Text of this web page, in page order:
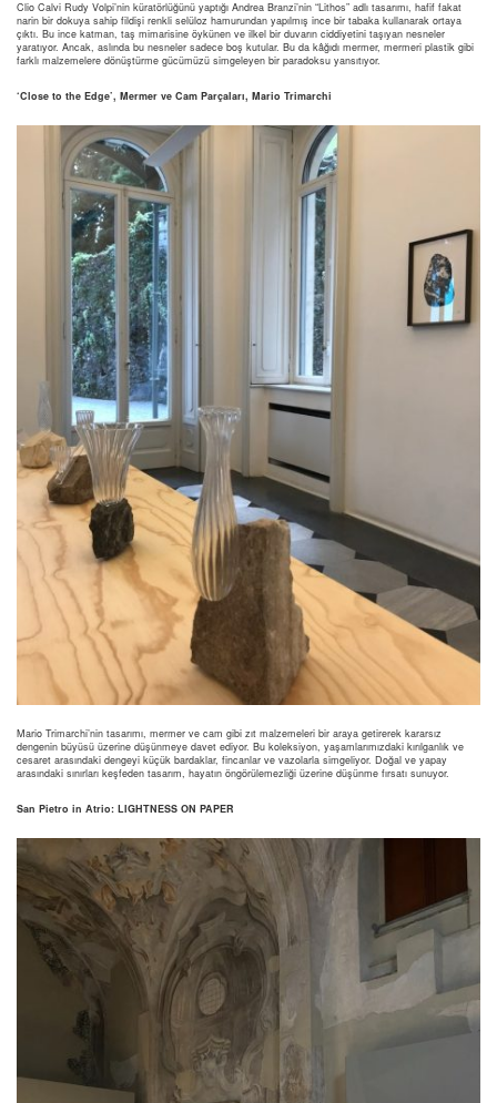
Clio Calvi Rudy Volpi’nin küratörlüğünü yaptığı Andrea Branzi’nin “Lithos” adlı tasarımı, hafif fakat
narin bir dokuya sahip fildişi renkli selüloz hamurundan yapılmış ince bir tabaka kullanarak ortaya
çıktı. Bu ince katman, taş mimarisine öykünen ve ilkel bir duvarın ciddiyetini taşıyan nesneler
yaratıyor. Ancak, aslında bu nesneler sadece boş kutular. Bu da kâğıdı mermer, mermeri plastik gibi
farklı malzemelere dönüştürme gücümüzü simgeleyen bir paradoksu yansıtıyor.
‘Close to the Edge’, Mermer ve Cam Parçaları, Mario Trimarchi
Mario Trimarchi’nin tasarımı, mermer ve cam gibi zıt malzemeleri bir araya getirerek kararsız
dengenin büyüsü üzerine düşünmeye davet ediyor. Bu koleksiyon, yaşamlarımızdaki kırılganlık ve
cesaret arasındaki dengeyi küçük bardaklar, fincanlar ve vazolarla simgeliyor. Doğal ve yapay
arasındaki sınırları keşfeden tasarım, hayatın öngörülemezliği üzerine düşünme fırsatı sunuyor.
San Pietro in Atrio: LIGHTNESS ON PAPER